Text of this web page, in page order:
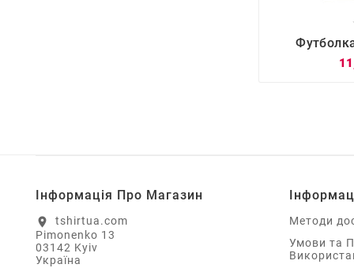
Інформація Про Магазин
location_on
tshirtua.com
Pimonenko 13
03142 Kyiv
Україна
Методи
Умови та